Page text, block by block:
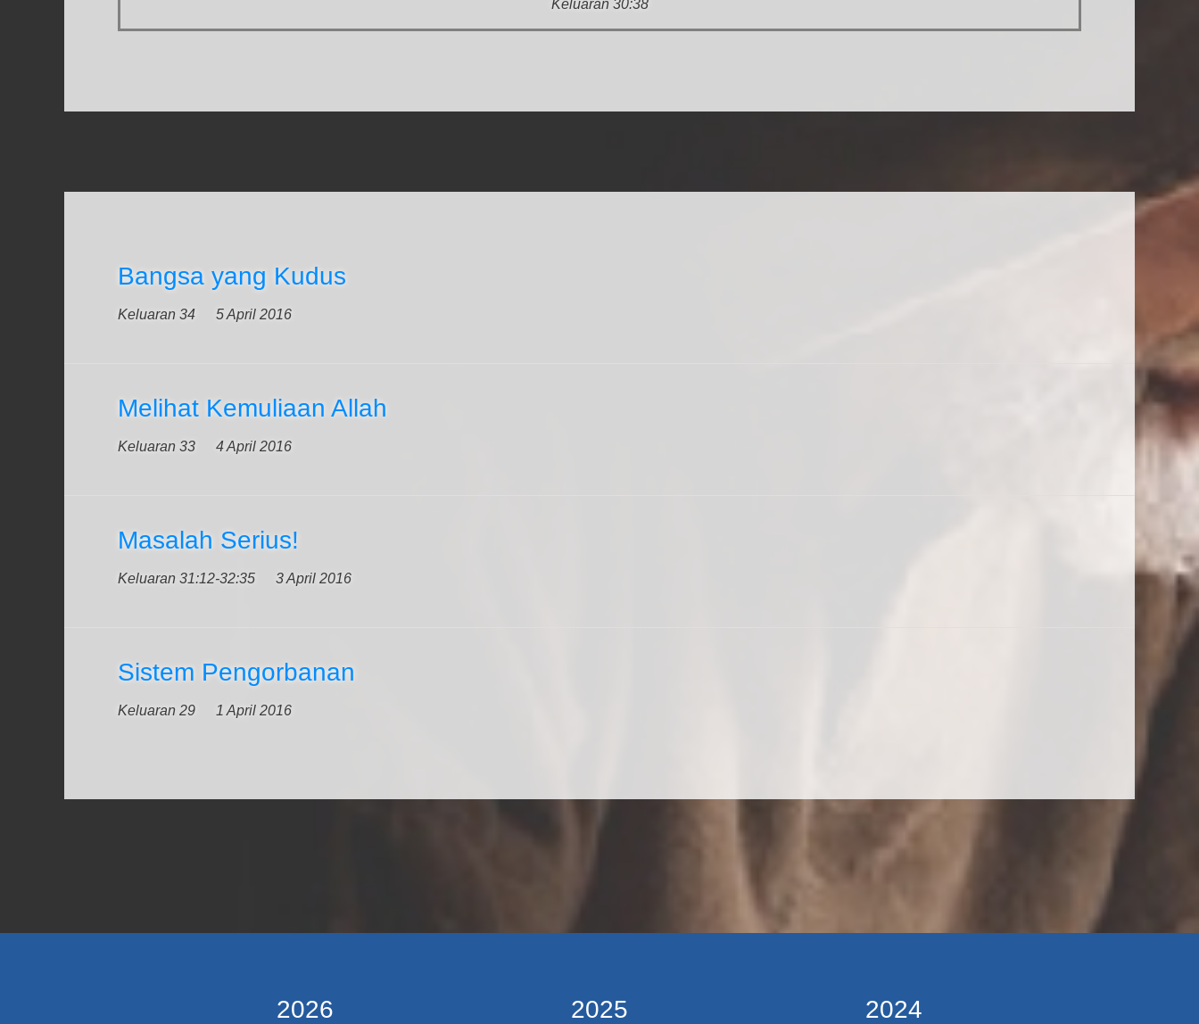
Keluaran 30:38
Bangsa yang Kudus
Keluaran 34 5 April 2016
Melihat Kemuliaan Allah
Keluaran 33 4 April 2016
Masalah Serius!
Keluaran 31:12-32:35 3 April 2016
Sistem Pengorbanan
Keluaran 29 1 April 2016
2026 2025 2024